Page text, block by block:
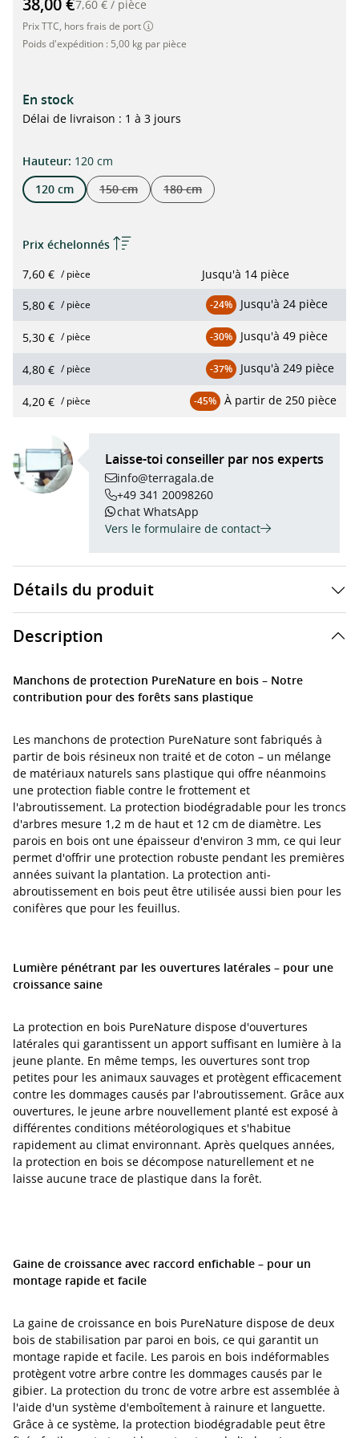
38,00 €7,60 € / pièce
Prix TTC, hors frais de port
Poids d'expédition : 5,00 kg par pièce
En stock
Délai de livraison : 1 à 3 jours
Sélectionner
Hauteur: 120 cm
120 cm
150 cm
(Cette option n'est actuellement pas disponible.)
180 cm
(Cette option n'est actuellement pas
Prix échelonnés
7,60 € / pièce Jusqu'à 14 pièce
5,80 € / pièce -24% Jusqu'à 24 pièce
5,30 € / pièce -30% Jusqu'à 49 pièce
4,80 € / pièce -37% Jusqu'à 249 pièce
4,20 € / pièce -45% À partir de 250 pièce
Laisse-toi conseiller par nos experts
info@terragala.de
+49 341 20098260
chat WhatsApp
Vers le formulaire de contact
Détails du produit
Description
Manchons de protection PureNature en bois – Notre
contribution pour des forêts sans plastique
Les manchons de protection PureNature sont fabriqués à
partir de bois résineux non traité et de coton – un mélange
de matériaux naturels sans plastique qui offre néanmoins
une protection fiable contre le frottement et
l'abroutissement. La protection biodégradable pour les troncs
d'arbres mesure 1,2 m de haut et 12 cm de diamètre. Les
parois en bois ont une épaisseur d'environ 3 mm, ce qui leur
permet d'offrir une protection robuste pendant les premières
années suivant la plantation. La protection anti-
abroutissement en bois peut être utilisée aussi bien pour les
conifères que pour les feuillus.
Lumière pénétrant par les ouvertures latérales – pour une
croissance saine
La protection en bois PureNature dispose d'ouvertures
latérales qui garantissent un apport suffisant en lumière à la
jeune plante. En même temps, les ouvertures sont trop
petites pour les animaux sauvages et protègent efficacement
contre les dommages causés par l'abroutissement. Grâce aux
ouvertures, le jeune arbre nouvellement planté est exposé à
différentes conditions météorologiques et s'habitue
rapidement au climat environnant. Après quelques années,
la protection en bois se décompose naturellement et ne
laisse aucune trace de plastique dans la forêt.
Gaine de croissance avec raccord enfichable – pour un
montage rapide et facile
La gaine de croissance en bois PureNature dispose de deux
bois de stabilisation par paroi en bois, ce qui garantit un
montage rapide et facile. Les parois en bois indéformables
protègent votre arbre contre les dommages causés par le
gibier. La protection du tronc de votre arbre est assemblée à
l'aide d'un système d'emboîtement à rainure et languette.
Grâce à ce système, la protection biodégradable peut être